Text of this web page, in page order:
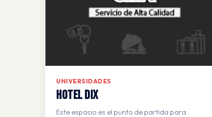
UNIVERSIDADES
HOTEL DIX
Este espacio es el punto de partida para